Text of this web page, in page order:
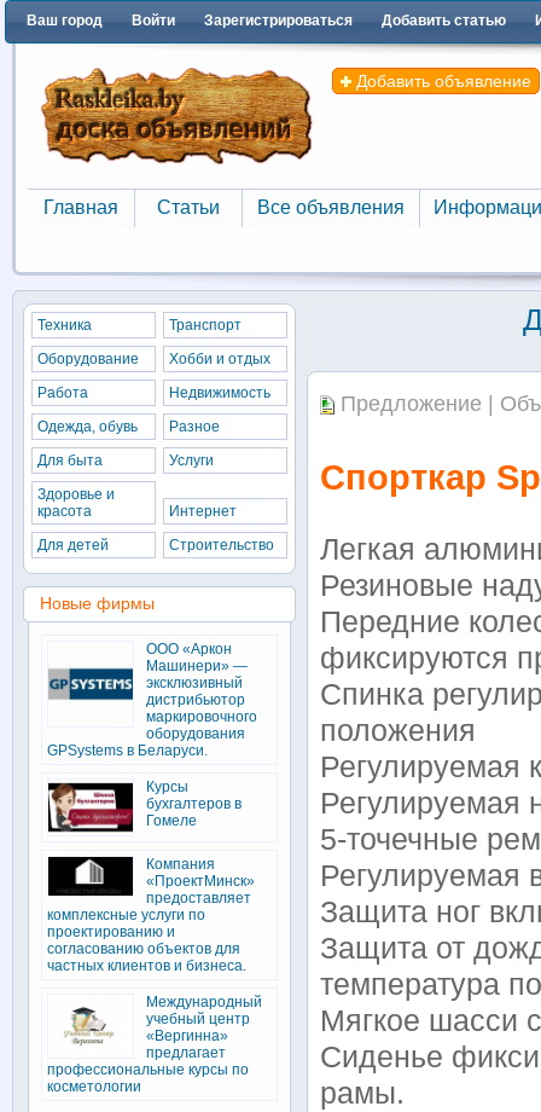
Ваш город Войти Зарегистрироваться Добавить статью
Добавить объявление
Главная
Главная
Статьи
Статьи
Все объявления
Все объявления
Предложение |
Спорткар
Легкая
Резиновые
Передние
фиксируются
Спинка
положения
Регулируемая
Регулируемая
5-точечные
Регулируемая
Защита ног
Защита от
температура
Мягкое шасси
Сиденье
рамы.
Техника
Транспорт
Оборудование
Хобби и отдых
Работа
Недвижимость
Одежда, обувь
Разное
Для быта
Услуги
Здоровье и
красота
Интернет
Для детей
Строительство
Новые фирмы
ООО «Аркон
Машинери» —
эксклюзивный
дистрибьютор
маркировочного
оборудования
GPSystems в Беларуси.
Курсы
бухгалтеров в
Гомеле
Компания
«ПроектМинск»
предоставляет
комплексные услуги по
проектированию и
согласованию объектов для
частных клиентов и бизнеса.
Международный
учебный центр
«Вергинна»
предлагает
профессиональные курсы по
косметологии